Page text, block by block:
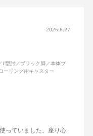
2026.6.27
型肘／ブラック脚／本体ブ
ーリング用キャスター
っていました。座り心